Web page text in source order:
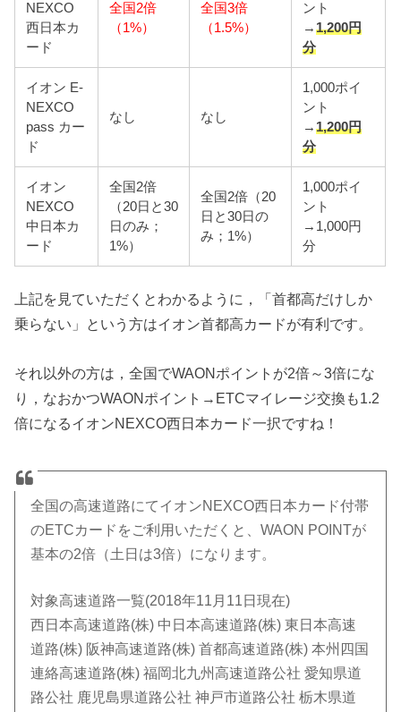
NEXCO
西日本カ
ード
全国2倍
（1%）
全国3倍
（1.5%）
ント
→1,200円
分
イオン E-
NEXCO
pass カー
ド
なし なし
1,000ポイ
ント
→1,200円
分
イオン
NEXCO
中日本カ
ード
全国2倍
（20日と30
日のみ；
1%）
全国2倍（20
日と30日の
み；1%）
1,000ポイ
ント
→1,000円
分
上記を見ていただくとわかるように，「首都高だけしか
乗らない」という方はイオン首都高カードが有利です。
それ以外の方は，全国でWAONポイントが2倍～3倍にな
り，なおかつWAONポイント→ETCマイレージ交換も1.2
倍になるイオンNEXCO西日本カード一択ですね！
全国の高速道路にてイオンNEXCO西日本カード付帯
のETCカードをご利用いただくと、WAON POINTが
基本の2倍（土日は3倍）になります。
対象高速道路一覧(2018年11月11日現在)
西日本高速道路(株) 中日本高速道路(株) 東日本高速
道路(株) 阪神高速道路(株) 首都高速道路(株) 本州四国
連絡高速道路(株) 福岡北九州高速道路公社 愛知県道
路公社 鹿児島県道路公社 神戸市道路公社 栃木県道